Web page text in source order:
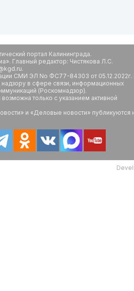
портал Калининграда.
Главный редактор: Чистякова Л.С.
СМИ ЭЛ No ФС77-84303 от
в сфере связи, информационных
(Роскомнадзор).
только с указанием активной
и «Деловые новости» публикуются